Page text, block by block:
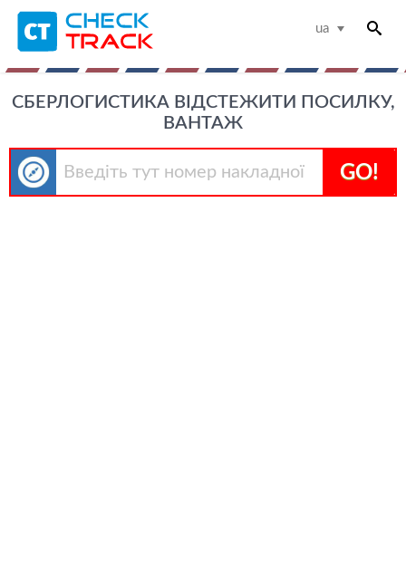
ua
СБЕРЛОГИСТИКА ВІДСТЕЖИТИ ПОСИЛКУ,
ВАНТАЖ
GO!